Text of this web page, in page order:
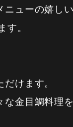
ューの嬉しい
す。
けます。
金目鯛料理